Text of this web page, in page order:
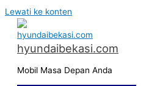
Lewati ke konten
hyundaibekasi.com
Mobil Masa Depan Anda